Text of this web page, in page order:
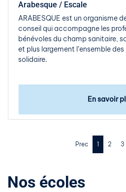
Arabesque / Escale
ARABESQUE est un organisme
conseil qui accompagne les
bénévoles du champ sanitaire,
et plus largement l’ensemble
solidaire.
En savoir
Prec 1 2 3
Nos écoles